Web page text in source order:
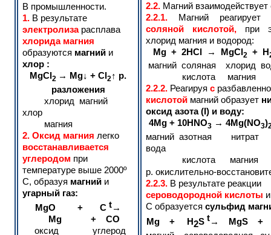
В промышленности.
1. В результате
электролизарасплава
хлорида магния
образуются магний и
хлор :
MgCl 2 → Mg↓ + Cl 2↑ р.
разложения
хлорид магний
хлор
магния
2. Оксид магния легко
восстанавливается
углеродом при
температуре выше 2000º
С, образуя магний и
угарный газ:
MgO + C t→
Mg + CO
оксид углерод
2.2. Магний
2.2.1. Магний реагирует
соляной кислотой, при
хлорид магния и водород:
Mg + 2HCl → MgCl2 + H
магний соляная хлорид
кислота магния
2.2.2. Реагируяс
кислотой магний образует
оксид азота (I) и воду:
4Mg + 10HNO3 → 4Mg(NO3)
магний азотная
вода
кислота магния
р. окислительно-
2.2.3. В результате реакции
сероводородной кислоты
С образуетсясульфид
Mg + H2S t→ MgS